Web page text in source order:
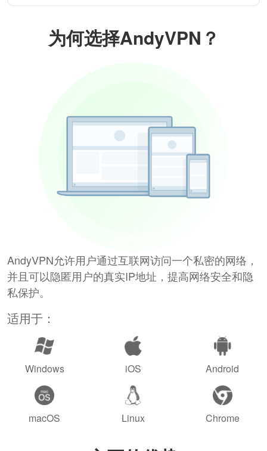
为何选择AndyVPN？
AndyVPN允许用户通过互联网访问一个私密的网络，
并且可以隐匿用户的真实IP地址，提高网络安全和隐
私保护。
适用于：
Windows iOS Android
macOS Linux Chrome